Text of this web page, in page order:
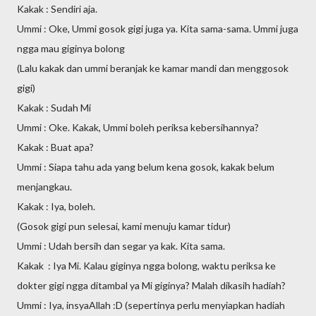
Kakak : Sendiri aja.
Ummi : Oke, Ummi gosok gigi juga ya. Kita sama-sama. Ummi juga
ngga mau giginya bolong
(Lalu kakak dan ummi beranjak ke kamar mandi dan menggosok
gigi)
Kakak : Sudah Mi
Ummi : Oke. Kakak, Ummi boleh periksa kebersihannya?
Kakak : Buat apa?
Ummi : Siapa tahu ada yang belum kena gosok, kakak belum
menjangkau.
Kakak : Iya, boleh.
(Gosok gigi pun selesai, kami menuju kamar tidur)
Ummi : Udah bersih dan segar ya kak. Kita sama.
Kakak : Iya Mi. Kalau giginya ngga bolong, waktu periksa ke
dokter gigi ngga ditambal ya Mi giginya? Malah dikasih hadiah?
Ummi : Iya, insyaAllah :D (sepertinya perlu menyiapkan hadiah